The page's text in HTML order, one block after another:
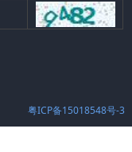
粤ICP备15018548号-3